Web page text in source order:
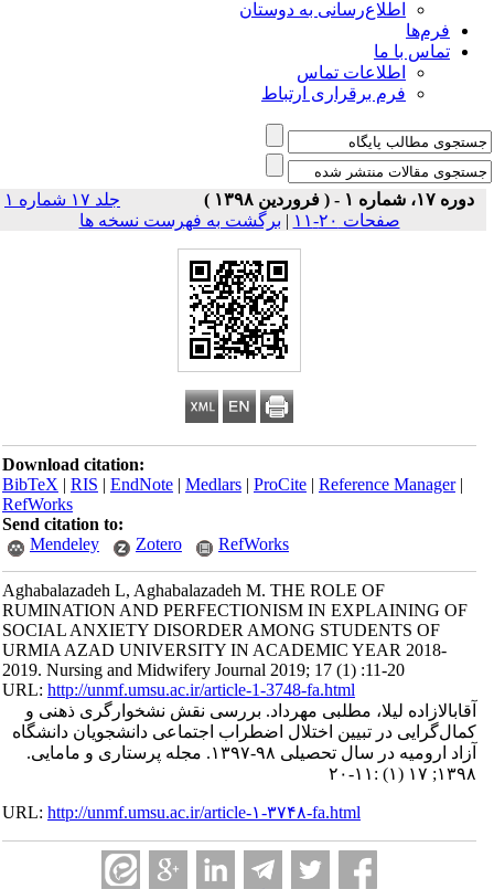
اطلاع‌رسانی به دوستان
فرم‌ها
تماس با ما
اطلاعات تماس
فرم برقراری ارتباط
دوره ۱۷، شماره ۱ - ( فروردین ۱۳۹۸ )
جلد ۱۷ شماره ۱
صفحات ۲۰-۱۱
| برگشت به فهرست نسخه ها
Download citation:
BibTeX|RIS|EndNote|Medlars|ProCite|Reference Manager
RefWorks
Send citation to:
Mendeley
Zotero RefWorks
Aghabalazadeh L, Aghabalazadeh M. THE ROLE OF
RUMINATION AND PERFECTIONISM IN EXPLAINING OF
SOCIAL ANXIETY DISORDER AMONG STUDENTS OF
URMIA AZAD UNIVERSITY IN ACADEMIC YEAR 2018-
2019. Nursing and Midwifery Journal 2019; 17 (1) :11-20
URL:http://unmf.umsu.ac.ir/article-1-3748-fa.html
آقابالازاده لیلا، مطلبی مهرداد. بررسی نقش نشخوارگری ذهنی و
کمال‌گرایی در تبیین اختلال اضطراب اجتماعی دانشجویان دانشگاه
آزاد ارومیه در سال تحصیلی ۹۸-۱۳۹۷. مجله پرستاری و مامایی.
۱۳۹۸; ۱۷ (۱) :۱۱-۲۰
URL:http://unmf.umsu.ac.ir/article-۱-۳۷۴۸-fa.html